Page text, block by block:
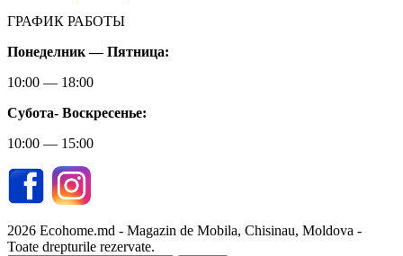
ГРАФИК РАБОТЫ
Понеделник — Пятница:
10:00 — 18:00
Субота- Воскресенье:
10:00 — 15:00
2026 Ecohome.md - Magazin de Mobila, Chisinau, Moldova -
Toate drepturile rezervate.